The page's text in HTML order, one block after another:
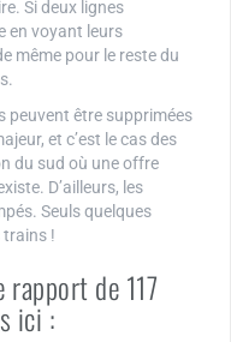
Si deux lignes
en voyant leurs
même pour le reste du
peuvent être supprimées
et c’est le cas des
du sud où une offre
D’ailleurs, les
Seuls quelques
trains !
de 117
ici :